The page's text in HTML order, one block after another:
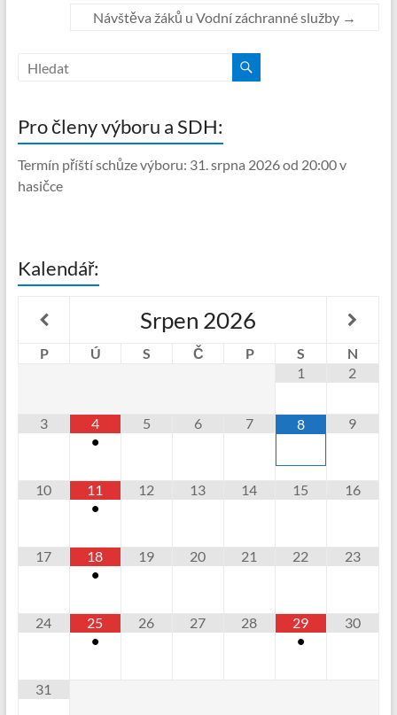
Návštěva žáků u Vodní záchranné služby →
Pro členy výboru a SDH:
Termín příští schůze výboru: 31. srpna 2026 od 20:00 v
hasičce
Kalendář:
Srpen 2026
P Ú S Č P S
N
1
2
3
4
•
5 6 7 8 9
10
11
•
12 13 14 15 16
17
18
•
19 20 21 22 23
24
25
•
26 27 28
29
•
30
31